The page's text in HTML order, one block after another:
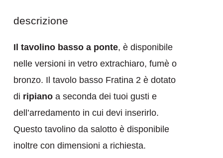
descrizione
Il tavolino basso a ponte, è disponibile
nelle versioni in vetro extrachiaro, fumè o
bronzo. Il tavolo basso Fratina 2 è dotato
di ripiano a seconda dei tuoi gusti e
dell’arredamento in cui devi inserirlo.
Questo tavolino da salotto è disponibile
inoltre con dimensioni a richiesta.